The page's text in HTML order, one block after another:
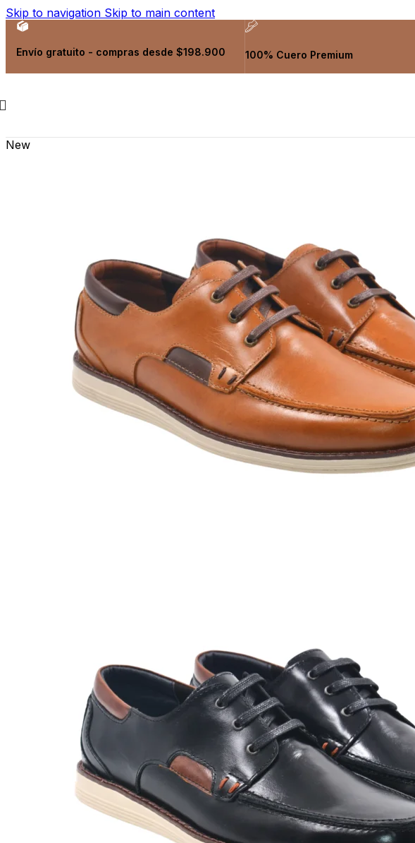
Skip to navigation Skip to main content
Envío gratuito - compras desde $198.900 100% Cuero Premium
Casual Collection
Sport Collection
Urbano Collection
Accesorios
New